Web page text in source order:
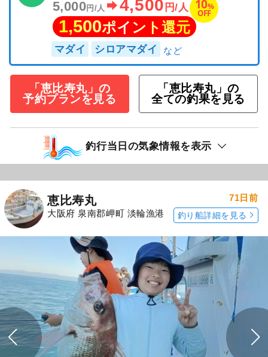
5,000円/人 4,500 円/人 10%
OFF
1,500ポイント還元
マダイ シロアマダイ
「恵比寿丸」の
予約プランを見る
「恵比寿丸」の
全ての釣果を見る
釣行当日の気象情報を表示
恵比寿丸
大阪府 泉南郡岬町 淡輪漁港
71日前
釣り船詳細を見る